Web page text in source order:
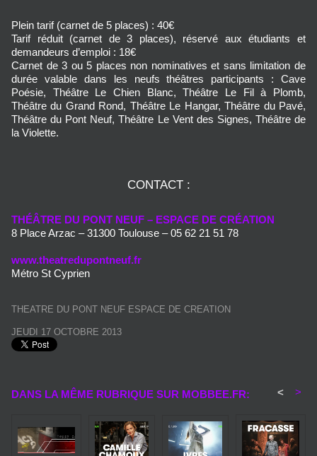
Plein tarif (carnet de 5 places) : 40€
Tarif réduit (carnet de 3 places), réservé aux étudiants et
demandeurs d’emploi : 18€
Carnet de 3 ou 5 places non nominatives et sans limitation de
durée valable dans les neufs théâtres participants : Cave
Poésie, Théâtre Le Chien Blanc, Théâtre Le Fil à Plomb,
Théâtre du Grand Rond, Théâtre Le Hangar, Théâtre du Pavé,
Théâtre du Pont Neuf, Théâtre Le Vent des Signes, Théâtre de
la Violette.
CONTACT :
THÉÂTRE DU PONT NEUF – ESPACE DE CRÉATION
8 Place Arzac – 31300 Toulouse – 05 62 21 51 78
www.theatredupontneuf.fr
Métro St Cyprien
THEATRE DU PONT NEUF ESPACE DE CREATION
JEUDI 17 OCTOBRE 2013
DANS LA MÊME RUBRIQUE SUR MOBBEE.FR: < >